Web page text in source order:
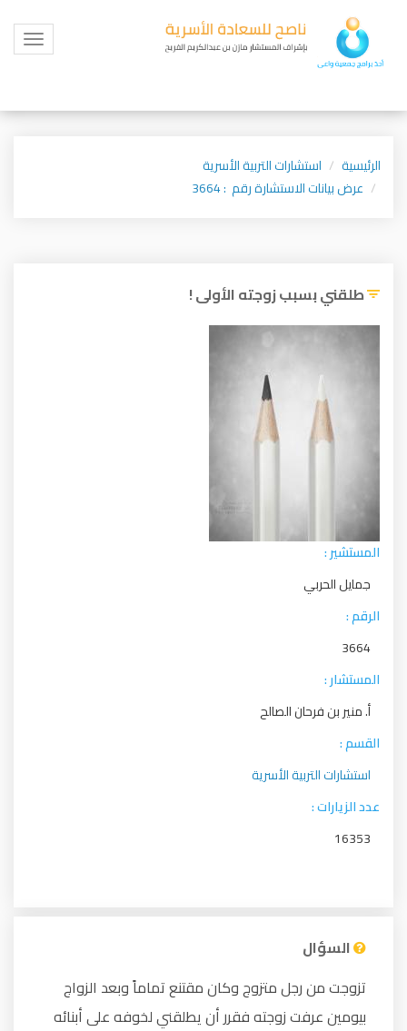
Toggle
الرئيسية
استشارات التربية الأسرية
عرض بيانات الاستشارة رقم : 3664
طلقني بسبب زوجته الأولى !
المستشير :
جمايل الحربي
الرقم :
3664
المستشار :
أ. منير بن فرحان الصالح
القسم :
استشارات التربية الأسرية
عدد الزيارات :
16353
السؤال
تزوجت من رجل متزوج وكان مقتنع تماماً وبعد الزواج
بيومين عرفت زوجته فقرر أن يطلقني لخوفه على أبنائه